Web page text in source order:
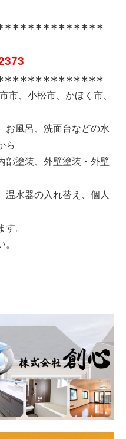
市、小松市、かほく市、
お風呂、洗面台などの水
ら
部塗装、外壁塗装・外壁
温水器の入れ替え、個人
。